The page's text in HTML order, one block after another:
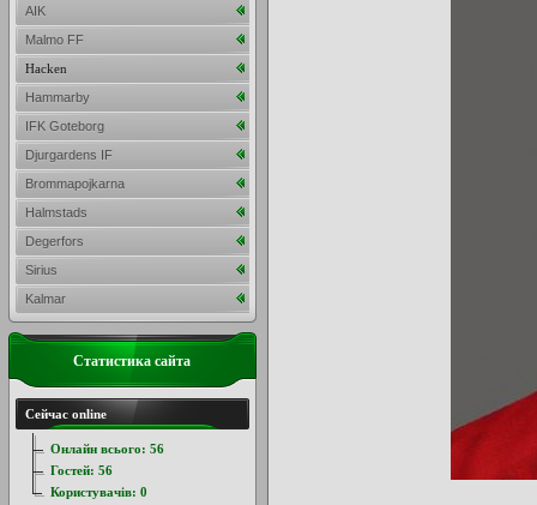
AIK
Malmo FF
Hacken
Hammarby
IFK Goteborg
Djurgardens IF
Brommapojkarna
Halmstads
Degerfors
Sirius
Kalmar
Статистика сайта
Сейчас online
Онлайн всього: 56
Гостей: 56
Користувачів: 0